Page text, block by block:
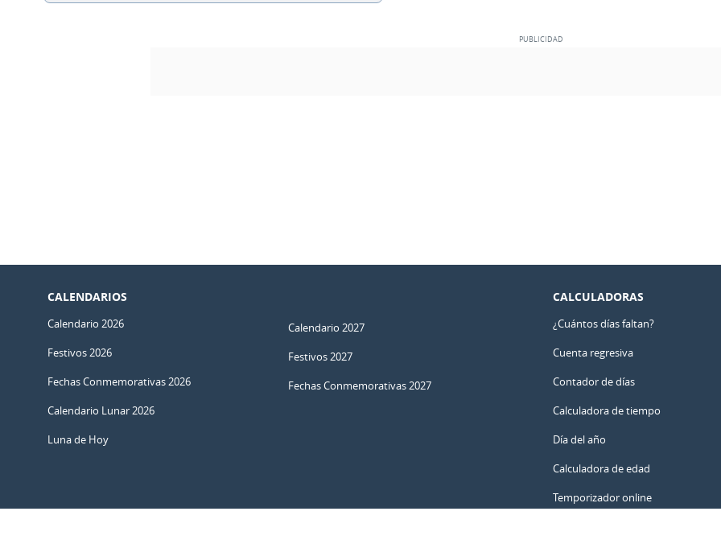
CALENDARIOS
Calendario 2026
Festivos 2026
Fechas Conmemorativas 2026
Calendario Lunar 2026
Luna de Hoy
Calendario 2027
Festivos 2027
Fechas Conmemorativas 2027
CALCULADORAS
¿Cuántos días faltan?
Cuenta regresiva
Contador de días
Calculadora de tiempo
Día del año
Calculadora de edad
Temporizador online